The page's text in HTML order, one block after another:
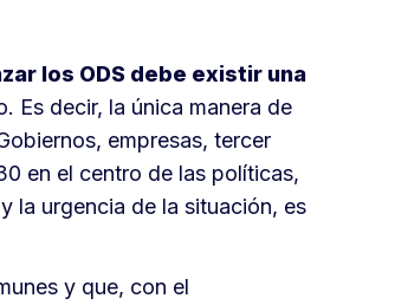
los ODS debe existir una
Es decir, la única manera de
empresas, tercer
en el centro de las políticas,
la urgencia de la situación, es
y que, con el